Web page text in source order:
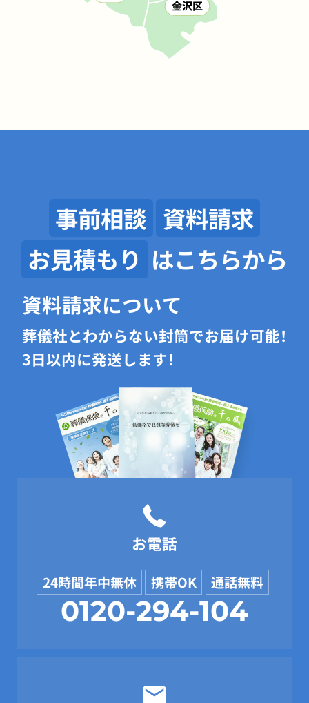
事前相談 資料請求
お見積もり はこちらから
資料請求について
葬儀社とわからない封筒でお届け可能！
3日以内に発送します！
お電話
24時間年中無休 携帯OK 通話無料
0120-294-104